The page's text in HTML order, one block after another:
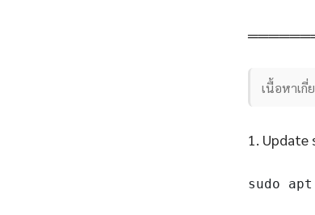
เนื้อหาเ
1. Update
sudo